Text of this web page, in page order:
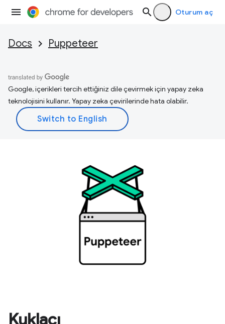
Oturum aç
Docs Puppeteer
Google, içerikleri tercih ettiğiniz dile çevirmek için yapay zeka
teknolojisini kullanır. Yapay zeka çevirilerinde hata olabilir.
Kuklacı